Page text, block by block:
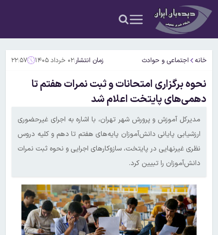
خانه اجتماعی و حوادث زمان انتشار:۰۲ خرداد ۱۴۰۵ ۲۲:۵۷
نحوه برگزاری امتحانات و ثبت نمرات هفتم تا
دهمی‌های پایتخت اعلام شد
مدیرکل آموزش و پرورش شهر تهران، با اشاره به اجرای غیرحضوری
ارزشیابی پایانی دانش‌آموزان پایه‌های هفتم تا دهم و کلیه دروس
نظری غیرنهایی در پایتخت، سازوکارهای اجرایی و نحوه ثبت نمرات
دانش‌آموزان را تبیین کرد.